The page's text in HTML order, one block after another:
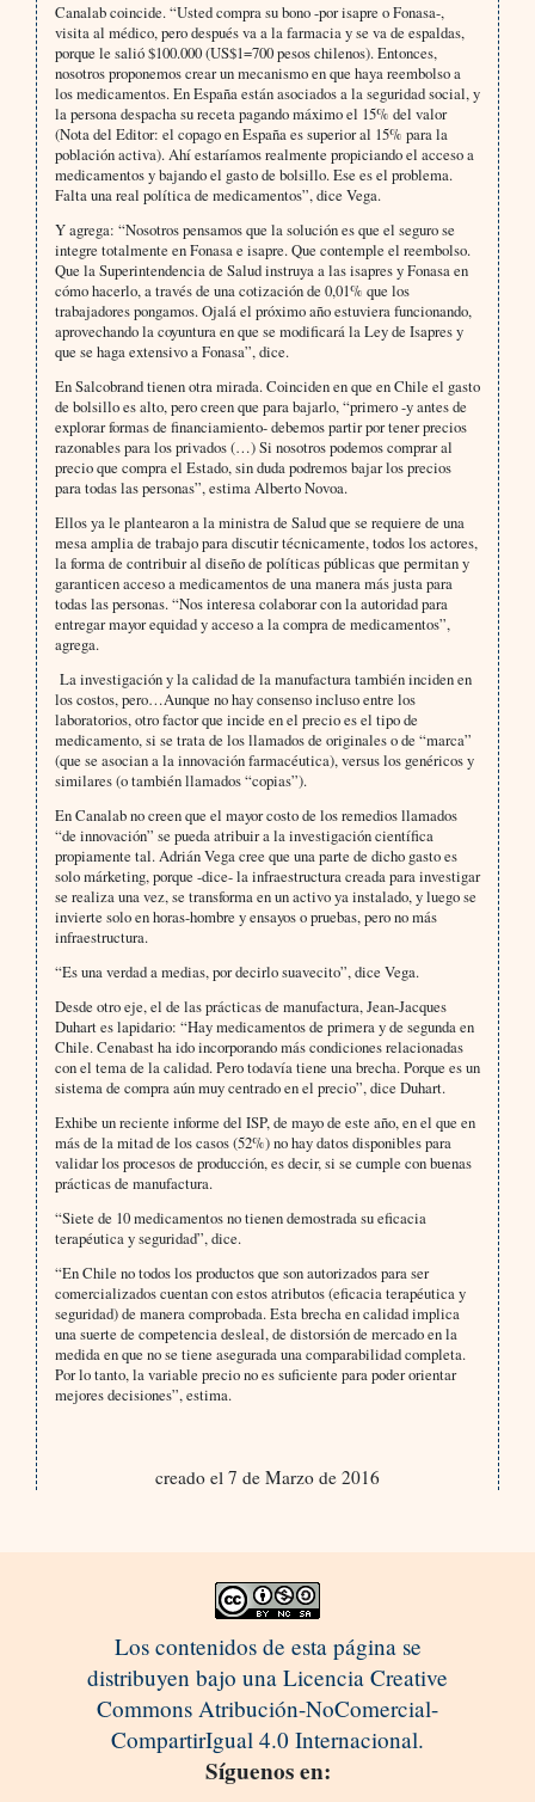
Canalab coincide. “Usted compra su bono -por isapre o Fonasa-,
visita al médico, pero después va a la farmacia y se va de espaldas,
porque le salió $100.000 (US$1=700 pesos chilenos). Entonces,
nosotros proponemos crear un mecanismo en que haya reembolso a
los medicamentos. En España están asociados a la seguridad social, y
la persona despacha su receta pagando máximo el 15% del valor
(Nota del Editor: el copago en España es superior al 15% para la
población activa). Ahí estaríamos realmente propiciando el acceso a
medicamentos y bajando el gasto de bolsillo. Ese es el problema.
Falta una real política de medicamentos”, dice Vega.
Y agrega: “Nosotros pensamos que la solución es que el seguro se
integre totalmente en Fonasa e isapre. Que contemple el reembolso.
Que la Superintendencia de Salud instruya a las isapres y Fonasa en
cómo hacerlo, a través de una cotización de 0,01% que los
trabajadores pongamos. Ojalá el próximo año estuviera funcionando,
aprovechando la coyuntura en que se modificará la Ley de Isapres y
que se haga extensivo a Fonasa”, dice.
En Salcobrand tienen otra mirada. Coinciden en que en Chile el gasto
de bolsillo es alto, pero creen que para bajarlo, “primero -y antes de
explorar formas de financiamiento- debemos partir por tener precios
razonables para los privados (…) Si nosotros podemos comprar al
precio que compra el Estado, sin duda podremos bajar los precios
para todas las personas”, estima Alberto Novoa.
Ellos ya le plantearon a la ministra de Salud que se requiere de una
mesa amplia de trabajo para discutir técnicamente, todos los actores,
la forma de contribuir al diseño de políticas públicas que permitan y
garanticen acceso a medicamentos de una manera más justa para
todas las personas. “Nos interesa colaborar con la autoridad para
entregar mayor equidad y acceso a la compra de medicamentos”,
agrega.
La investigación y la calidad de la manufactura también inciden en
los costos, pero…Aunque no hay consenso incluso entre los
laboratorios, otro factor que incide en el precio es el tipo de
medicamento, si se trata de los llamados de originales o de “marca”
(que se asocian a la innovación farmacéutica), versus los genéricos y
similares (o también llamados “copias”).
En Canalab no creen que el mayor costo de los remedios llamados
“de innovación” se pueda atribuir a la investigación científica
propiamente tal. Adrián Vega cree que una parte de dicho gasto es
solo márketing, porque -dice- la infraestructura creada para investigar
se realiza una vez, se transforma en un activo ya instalado, y luego se
invierte solo en horas-hombre y ensayos o pruebas, pero no más
infraestructura.
“Es una verdad a medias, por decirlo suavecito”, dice Vega.
Desde otro eje, el de las prácticas de manufactura, Jean-Jacques
Duhart es lapidario: “Hay medicamentos de primera y de segunda en
Chile. Cenabast ha ido incorporando más condiciones relacionadas
con el tema de la calidad. Pero todavía tiene una brecha. Porque es un
sistema de compra aún muy centrado en el precio”, dice Duhart.
Exhibe un reciente informe del ISP, de mayo de este año, en el que en
más de la mitad de los casos (52%) no hay datos disponibles para
validar los procesos de producción, es decir, si se cumple con buenas
prácticas de manufactura.
“Siete de 10 medicamentos no tienen demostrada su eficacia
terapéutica y seguridad”, dice.
“En Chile no todos los productos que son autorizados para ser
comercializados cuentan con estos atributos (eficacia terapéutica y
seguridad) de manera comprobada. Esta brecha en calidad implica
una suerte de competencia desleal, de distorsión de mercado en la
medida en que no se tiene asegurada una comparabilidad completa.
Por lo tanto, la variable precio no es suficiente para poder orientar
mejores decisiones”, estima.
creado el 7 de Marzo de 2016
Los contenidos de esta página se
distribuyen bajo una Licencia Creative
Commons Atribución-NoComercial-
CompartirIgual 4.0 Internacional.
Síguenos en: